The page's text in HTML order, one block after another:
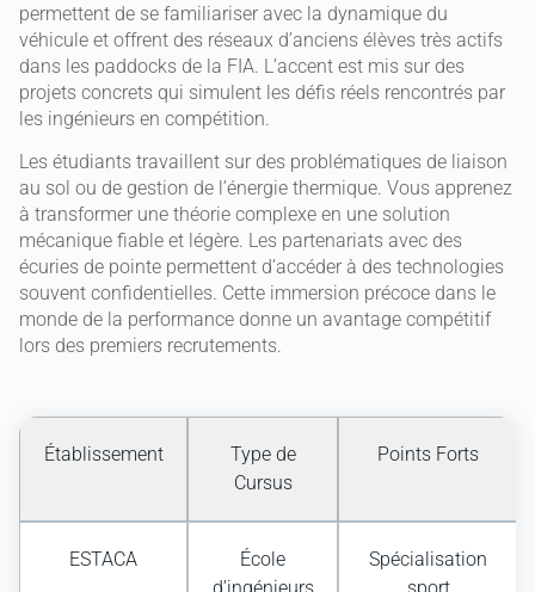
permettent de se familiariser avec la dynamique du
véhicule et offrent des réseaux d’anciens élèves très actifs
dans les paddocks de la FIA. L’accent est mis sur des
projets concrets qui simulent les défis réels rencontrés par
les ingénieurs en compétition.
Les étudiants travaillent sur des problématiques de liaison
au sol ou de gestion de l’énergie thermique. Vous apprenez
à transformer une théorie complexe en une solution
mécanique fiable et légère. Les partenariats avec des
écuries de pointe permettent d’accéder à des technologies
souvent confidentielles. Cette immersion précoce dans le
monde de la performance donne un avantage compétitif
lors des premiers recrutements.
Établissement
Type de
Cursus
Points Forts
ESTACA
École
Spécialisation